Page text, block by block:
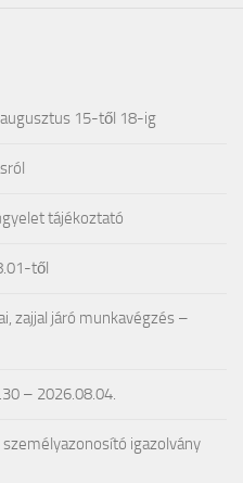
15-től 18-ig
tájékoztató
től
zajjal járó munkavégzés –
– 2026.08.04.
igazolvány